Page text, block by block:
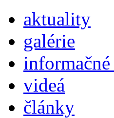
aktuality
galérie
videá
články